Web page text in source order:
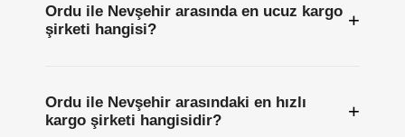
Ordu ile Nevşehir arasında en ucuz kargo
şirketi hangisi?
+
Ordu ile Nevşehir arasındaki en hızlı
kargo şirketi hangisidir?
+